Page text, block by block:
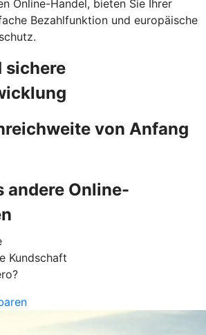
Online-Handel, bieten Sie Ihrer
Bezahlfunktion und europäische
sichere
von Anfang
andere Online-
Kundschaft